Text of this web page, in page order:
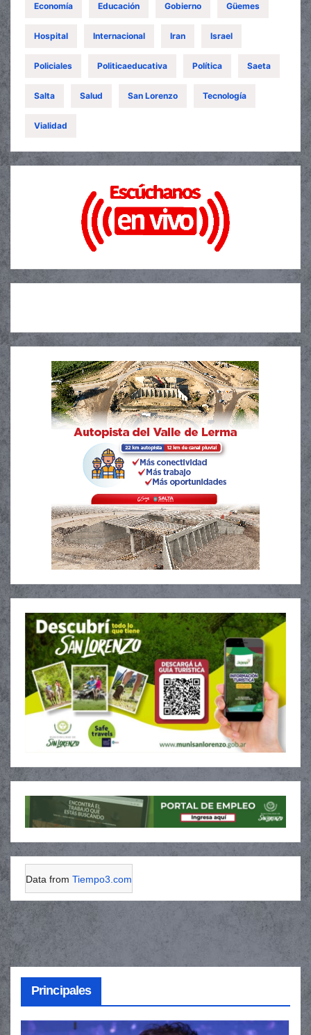
Economía Educación Gobierno Güemes
Hospital Internacional Iran Israel
Policiales Politicaeducativa Política Saeta
Salta Salud San Lorenzo Tecnología
Vialidad
Data from Tiempo3.com
Principales